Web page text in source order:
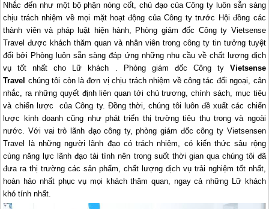
Nhắc đến như một bộ phận nòng cốt, chủ đạo của Công ty luôn sẵn sàng
chịu trách nhiệm về mọi mặt hoạt động của Công ty trước Hội đồng các
thành viên và pháp luật hiện hành, Phòng giám đốc Công ty Vietsense
Travel được khách thăm quan và nhân viên trong công ty tin tưởng tuyệt
đối bởi Phòng luôn sẵn sàng đáp ứng những nhu cầu về chất lượng dịch
vụ tốt nhất cho Lữ khách . Phòng giám đốc Công ty Vietsense
Travel chúng tôi còn là đơn vị chịu trách nhiệm về công tác đối ngoại, cân
nhắc, ra những quyết định liên quan tới chủ trương, chính sách, mục tiêu
và chiến lược của Công ty. Đồng thời, chúng tôi luôn đề xuất các chiến
lược kinh doanh cũng như phát triển thị trường tiêu thụ trong và ngoài
nước. Với vai trò lãnh đạo công ty, phòng giám đốc công ty Vietsensen
Travel là những người lãnh đạo có trách nhiệm, có kiến thức sâu rộng
cùng năng lực lãnh đạo tài tình nên trong suốt thời gian qua chúng tôi đã
đưa ra thị trường các sản phẩm, chất lượng dịch vụ trải nghiệm tốt nhất,
hoàn hảo nhất phục vụ mọi khách thăm quan, ngay cả những Lữ khách
khó tính nhất.